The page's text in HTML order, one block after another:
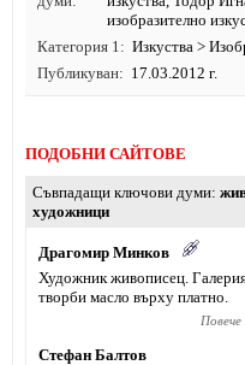
изобразително
Категория 1
Изкуства >
Публикуван
17.03.2012 г.
ПОДОБНИ САЙТОВЕ
Съвпадащи ключови думи
художници
Драгомир Минков
Художник живописец.
творби масло върху платно.
Повече
Стефан Балтов